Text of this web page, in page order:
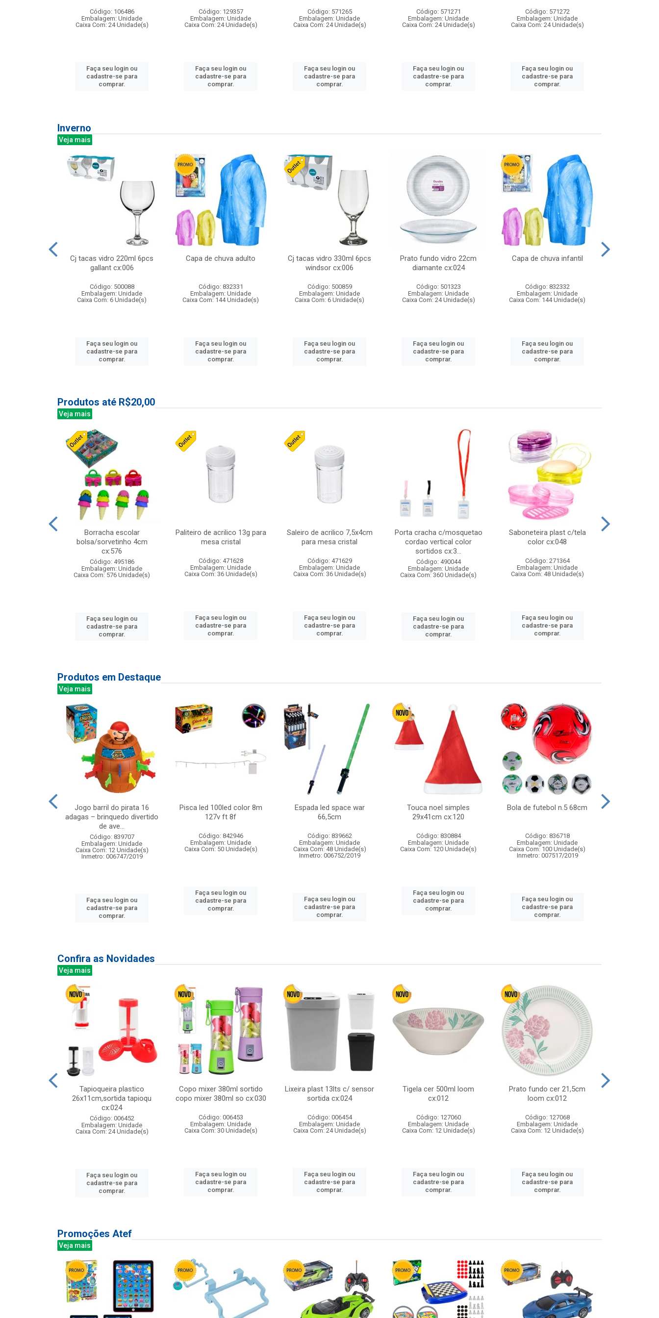
Código: 106486
Embalagem: Unidade
Caixa Com: 24 Unidade(s)
Faça seu login ou
cadastre-se para
comprar.
Código: 129357
Embalagem: Unidade
Caixa Com: 24 Unidade(s)
Faça seu login ou
cadastre-se para
comprar.
Código: 571265
Embalagem: Unidade
Caixa Com: 24 Unidade(s)
Faça seu login ou
cadastre-se para
comprar.
Código: 571271
Embalagem: Unidade
Caixa Com: 24 Unidade(s)
Faça seu login ou
cadastre-se para
comprar.
Código: 571272
Embalagem: Unidade
Caixa Com: 24 Unidade(s)
Faça seu login ou
cadastre-se para
comprar.
Inverno
Veja mais
Cj tacas vidro 220ml 6pcs
gallant cx:006
Código: 500088
Embalagem: Unidade
Caixa Com: 6 Unidade(s)
Faça seu login ou
cadastre-se para
comprar.
Capa de chuva adulto
Código: 832331
Embalagem: Unidade
Caixa Com: 144 Unidade(s)
Faça seu login ou
cadastre-se para
comprar.
Cj tacas vidro 330ml 6pcs
windsor cx:006
Código: 500859
Embalagem: Unidade
Caixa Com: 6 Unidade(s)
Faça seu login ou
cadastre-se para
comprar.
Prato fundo vidro 22cm
diamante cx:024
Código: 501323
Embalagem: Unidade
Caixa Com: 24 Unidade(s)
Faça seu login ou
cadastre-se para
comprar.
Capa de chuva infantil
Código: 832332
Embalagem: Unidade
Caixa Com: 144 Unidade(s)
Faça seu login ou
cadastre-se para
comprar.
Produtos até R$20,00
Veja mais
Borracha escolar
bolsa/sorvetinho 4cm
cx:576
Código: 495186
Embalagem: Unidade
Caixa Com: 576 Unidade(s)
Faça seu login ou
cadastre-se para
comprar.
Paliteiro de acrilico 13g para
mesa cristal
Código: 471628
Embalagem: Unidade
Caixa Com: 36 Unidade(s)
Faça seu login ou
cadastre-se para
comprar.
Saleiro de acrilico 7,5x4cm
para mesa cristal
Código: 471629
Embalagem: Unidade
Caixa Com: 36 Unidade(s)
Faça seu login ou
cadastre-se para
comprar.
Porta cracha c/mosquetao
cordao vertical color
sortidos cx:3...
Código: 490044
Embalagem: Unidade
Caixa Com: 360 Unidade(s)
Faça seu login ou
cadastre-se para
comprar.
Saboneteira plast c/tela
color cx:048
Código: 271364
Embalagem: Unidade
Caixa Com: 48 Unidade(s)
Faça seu login ou
cadastre-se para
comprar.
Produtos em Destaque
Veja mais
Jogo barril do pirata 16
adagas – brinquedo divertido
de ave...
Código: 839707
Embalagem: Unidade
Caixa Com: 12 Unidade(s)
Inmetro: 006747/2019
Faça seu login ou
cadastre-se para
comprar.
Pisca led 100led color 8m
127v ft 8f
Código: 842946
Embalagem: Unidade
Caixa Com: 50 Unidade(s)
Faça seu login ou
cadastre-se para
comprar.
Espada led space war
66,5cm
Código: 839662
Embalagem: Unidade
Caixa Com: 48 Unidade(s)
Inmetro: 006752/2019
Faça seu login ou
cadastre-se para
comprar.
Touca noel simples
29x41cm cx:120
Código: 830884
Embalagem: Unidade
Caixa Com: 120 Unidade(s)
Faça seu login ou
cadastre-se para
comprar.
Bola de futebol n.5 68cm
Código: 836718
Embalagem: Unidade
Caixa Com: 100 Unidade(s)
Inmetro: 007517/2019
Faça seu login ou
cadastre-se para
comprar.
Confira as Novidades
Veja mais
Tapioqueira plastico
26x11cm,sortida tapioqu
cx:024
Código: 006452
Embalagem: Unidade
Caixa Com: 24 Unidade(s)
Faça seu login ou
cadastre-se para
comprar.
Copo mixer 380ml sortido
copo mixer 380ml so cx:030
Código: 006453
Embalagem: Unidade
Caixa Com: 30 Unidade(s)
Faça seu login ou
cadastre-se para
comprar.
Lixeira plast 13lts c/ sensor
sortida cx:024
Código: 006454
Embalagem: Unidade
Caixa Com: 24 Unidade(s)
Faça seu login ou
cadastre-se para
comprar.
Tigela cer 500ml loom
cx:012
Código: 127060
Embalagem: Unidade
Caixa Com: 12 Unidade(s)
Faça seu login ou
cadastre-se para
comprar.
Prato fundo cer 21,5cm
loom cx:012
Código: 127068
Embalagem: Unidade
Caixa Com: 12 Unidade(s)
Faça seu login ou
cadastre-se para
comprar.
Promoções Atef
Veja mais